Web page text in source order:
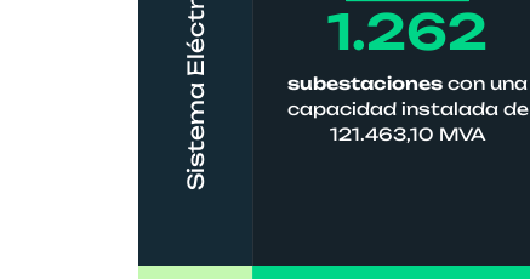
1.262
subestaciones con una
capacidad instalada de
121.463,10 MVA